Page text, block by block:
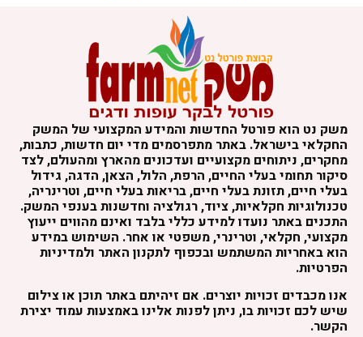
נט הוא פורטל החדשות והמידע המקצועי של המשק
בישראל. באתר מתפרסמים מדי יום חדשות, כתבות,
ניתוחים מקצועיים ועדכונים מהארץ ומהעולם, לצד
תחומי בעלי החיים, הרפת, הלול, הצאן, הדגה, גידול
חיים, תזונת בעלי חיים, בריאות בעלי חיים, וטרינריה,
חקלאיות, ציוד, רגולציה וחדשנות בענפי המשק.
באתר נועדו למידע כללי בלבד ואינם מהווים ייעוץ
חקלאי, וטרינרי, משפטי או אחר. השימוש במידע
באחריות המשתמש ובכפוף לתקנון האתר ולמדיניות
מכבדים זכויות יוצרים. אם זיהיתם באתר תוכן או צילום
לכם זכויות בו, ניתן לפנות אלינו באמצעות עמוד יצירת